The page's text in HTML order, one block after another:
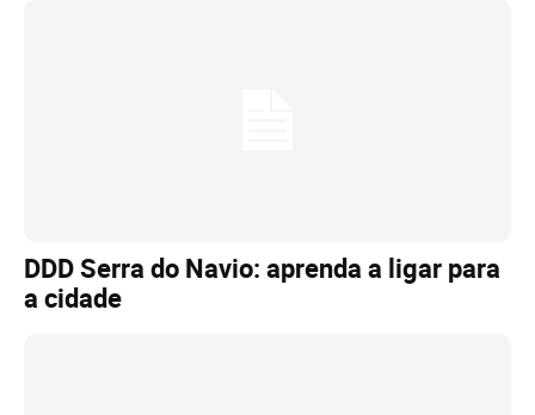
DDD Serra do Navio: aprenda a ligar para
a cidade